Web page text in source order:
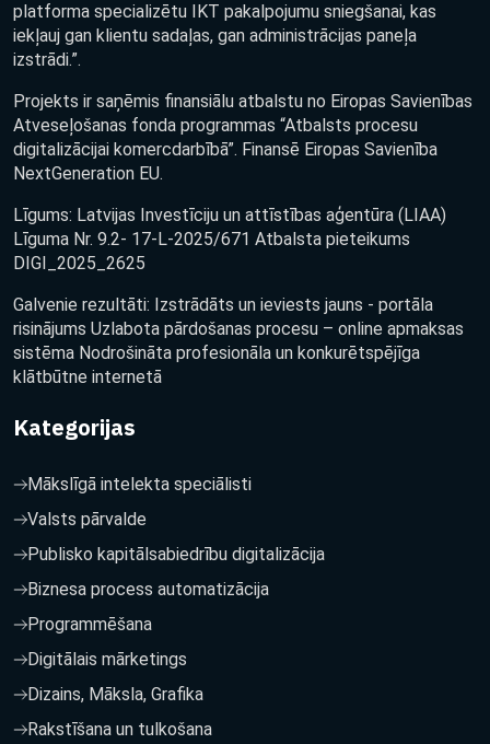
platforma specializētu IKT pakalpojumu sniegšanai, kas
iekļauj gan klientu sadaļas, gan administrācijas paneļa
izstrādi.”.
Projekts ir saņēmis finansiālu atbalstu no Eiropas Savienības
Atveseļošanas fonda programmas “Atbalsts procesu
digitalizācijai komercdarbībā”. Finansē Eiropas Savienība
NextGeneration EU.
Līgums: Latvijas Investīciju un attīstības aģentūra (LIAA)
Līguma Nr. 9.2- 17-L-2025/671 Atbalsta pieteikums
DIGI_2025_2625
Galvenie rezultāti: Izstrādāts un ieviests jauns - portāla
risinājums Uzlabota pārdošanas procesu – online apmaksas
sistēma Nodrošināta profesionāla un konkurētspējīga
klātbūtne internetā
Kategorijas
Mākslīgā intelekta speciālisti
Valsts pārvalde
Publisko kapitālsabiedrību digitalizācija
Biznesa process automatizācija
Programmēšana
Digitālais mārketings
Dizains, Māksla, Grafika
Rakstīšana un tulkošana